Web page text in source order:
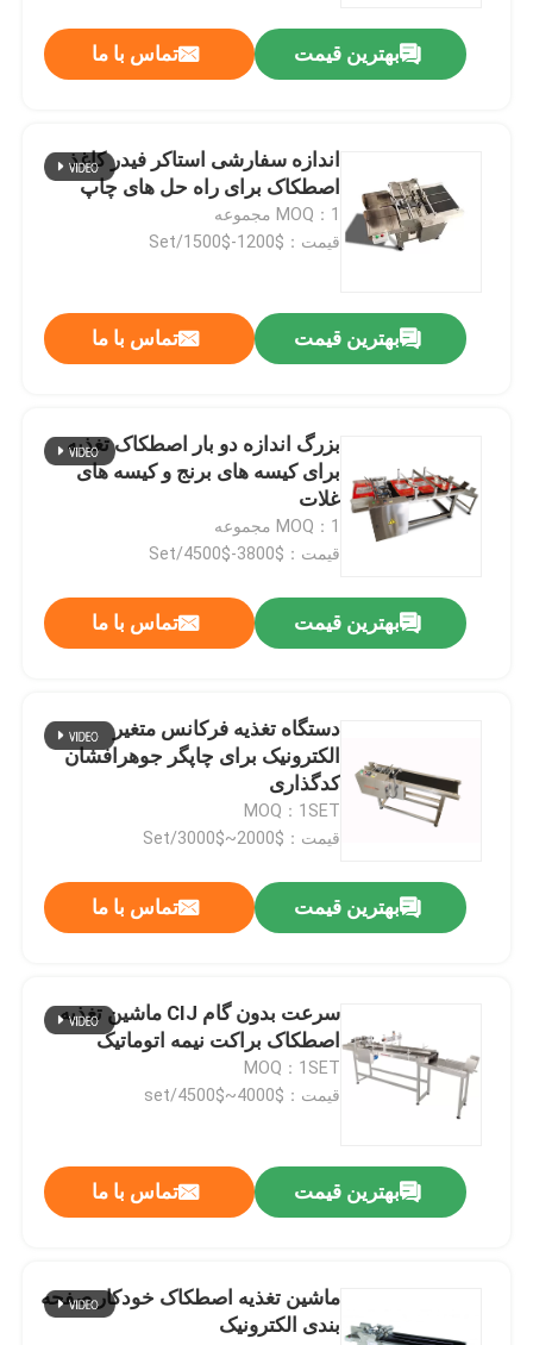
محصولات
درباره ما
کنترل کیفیت
اخبار
درخواست نقل قول
فیدر کاغذ اصطکاک
دستگاه پیجینگ
حمل کننده چاپگر جوهر
کانویر کدگذاری پایین
بهترین قیمت تماس با ما
اندازه سفارشی استاکر فیدر کاغذ
اصطکاک برای راه حل های چاپ
MOQ：1 مجموعه
قیمت：$1200-$1500/Set
بهترین قیمت تماس با ما
بزرگ اندازه دو بار اصطکاک تغذیه
برای کیسه های برنج و کیسه های
غلات
MOQ：1 مجموعه
قیمت：$3800-$4500/Set
بهترین قیمت تماس با ما
دستگاه تغذیه فرکانس متغیر
الکترونیک برای چاپگر جوهرافشان
کدگذاری
MOQ：1SET
قیمت：$2000~$3000/Set
بهترین قیمت تماس با ما
سرعت بدون گام CIJ ماشین تغذیه
اصطکاک براکت نیمه اتوماتیک
MOQ：1SET
قیمت：$4000~$4500/set
بهترین قیمت تماس با ما
ماشین تغذیه اصطکاک خودکار صفحه
بندی الکترونیک